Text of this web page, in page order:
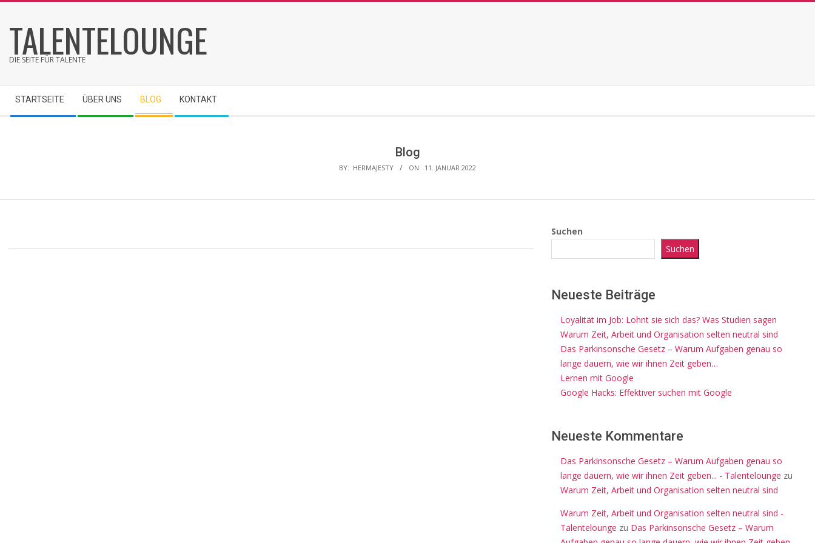
content
TALENTELOUNGE
DIE SEITE FÜR TALENTE
Navigation
Menu
STARTSEITE ÜBER UNS BLOG KONTAKT
Blog
BY: HERMAJESTY ON: 11. JANUAR 2022
Suchen
Suchen
Neueste Beiträge
Loyalität im Job: Lohnt sie sich das? Was Studien sagen
Warum Zeit, Arbeit und Organisation selten neutral sind
Das Parkinsonsche Gesetz – Warum Aufgaben genau so
lange dauern, wie wir ihnen Zeit geben…
Lernen mit Google
Google Hacks: Effektiver suchen mit Google
Neueste Kommentare
Das Parkinsonsche Gesetz – Warum Aufgaben genau so
lange dauern, wie wir ihnen Zeit geben... - Talentelounge zu
Warum Zeit, Arbeit und Organisation selten neutral sind
Warum Zeit, Arbeit und Organisation selten neutral sind -
Talentelounge zu Das Parkinsonsche Gesetz – Warum